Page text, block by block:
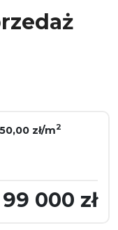
zł/m2
99 000 zł